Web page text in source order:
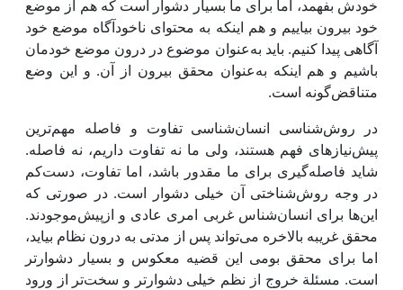
خودش بفهمد، اما برای ما بسیار دشوار است که هم از موضع
خود بیرون بیاییم و هم‌ اینکه به محتوای ناخودآگاه موضع خود
آگاهی پیدا کنیم. باید به‌عنوان موضوع در درون موضع خودمان
باشیم و هم ‌اینکه به‌عنوان محقق بیرون از آن. و ‌این وضع
متناقض‌گونه‌ است.
در روش‌شناسی انسان‌شناسی تفاوت و فاصله مهم‌ترین
پیش‌نیازهای فهم هستند، ولی ما نه تفاوت داریم، نه فاصله.
شاید فاصله‌گیری برای ما مقدور باشد، اما تفاوت، دست‌کم
در وجه روش‌شناختی آن خیلی دشوار است. در صورتی که
‌این‌ها برای انسان‌شناس غربی امری عادی و ازپیش‌موجود‌ند.
محقق غریبه بالاخره می‌تواند پس از مدتی به درون نظام بیاید،
اما برای محقق بومی ‌این قضیه معکوس و بسیار دشوارتر
است. مسئلة خروج از نظم خیلی دشوارتر و سخت‌تر از ورود